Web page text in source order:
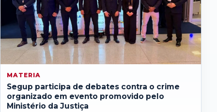
MATERIA
Segup participa de debates contra o crime
organizado em evento promovido pelo
Ministério da Justiça